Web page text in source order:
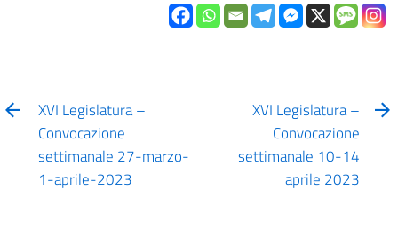
XVI Legislatura –
Convocazione
settimanale 27-marzo-
1-aprile-2023
XVI Legislatura –
Convocazione
settimanale 10-14
aprile 2023